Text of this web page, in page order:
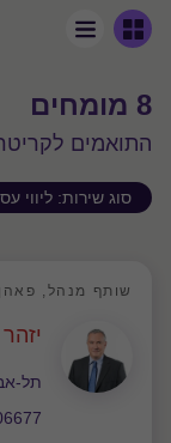
8 מומחים
התואמים
סוג שירות: ליווי
שותף מנהל,
תל-